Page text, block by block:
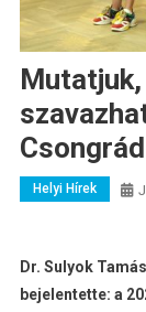
Helyi Hírek
Dr. Sulyok
bejelentette: a